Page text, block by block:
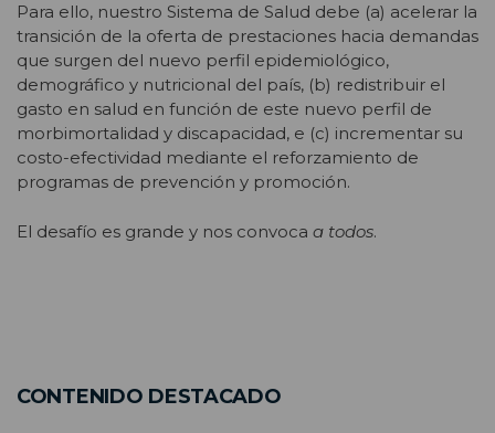
Para ello, nuestro Sistema de Salud debe (a) acelerar la
transición de la oferta de prestaciones hacia demandas
que surgen del nuevo perfil epidemiológico,
demográfico y nutricional del país, (b) redistribuir el
gasto en salud en función de este nuevo perfil de
morbimortalidad y discapacidad, e (c) incrementar su
costo-efectividad mediante el reforzamiento de
programas de prevención y promoción.
El desafío es grande y nos convoca a todos.
CONTENIDO DESTACADO